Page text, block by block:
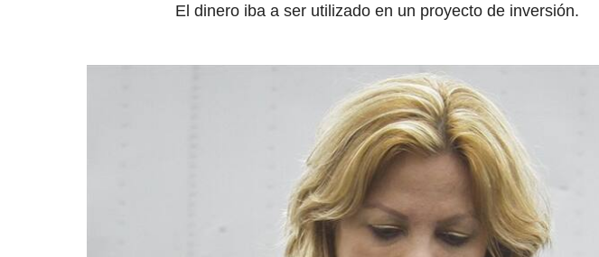
El dinero iba a ser utilizado en un proyecto de inversión.